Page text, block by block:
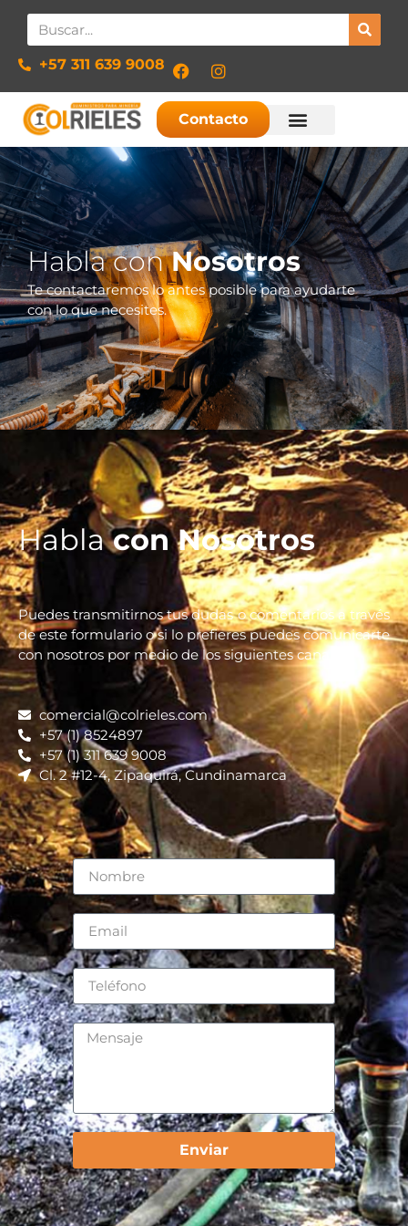
+57 311 639 9008​
Contacto
Habla conNosotros
Te contactaremos lo antes posible para ayudarte
con lo que necesites.
Hablacon Nosotros
Puedes transmitirnos tus dudas o comentarios a través
de este formulario o si lo prefieres puedes comunicarte
con nosotros por medio de los siguientes canales:
comercial@colrieles.com
+57 (1) 8524897
+57 (1) 311 639 9008
Cl. 2 #12-4, Zipaquirá, Cundinamarca
Enviar